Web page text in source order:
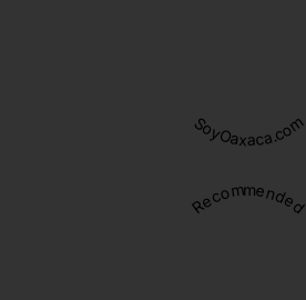
SoyOaxaca.com
Recommended